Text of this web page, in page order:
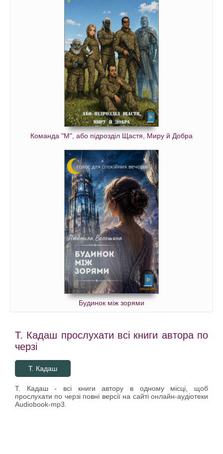
Команда "М", або підрозділ Щастя, Миру й Добра
Будинок між зорями
Т. Кадаш прослухати всі книги автора по
черзі
Т. Кадаш
Т. Кадаш - всі книги автору в одному місці, щоб
прослухати по черзі повні версії на сайті онлайн-аудіотеки
Audiobook-mp3.